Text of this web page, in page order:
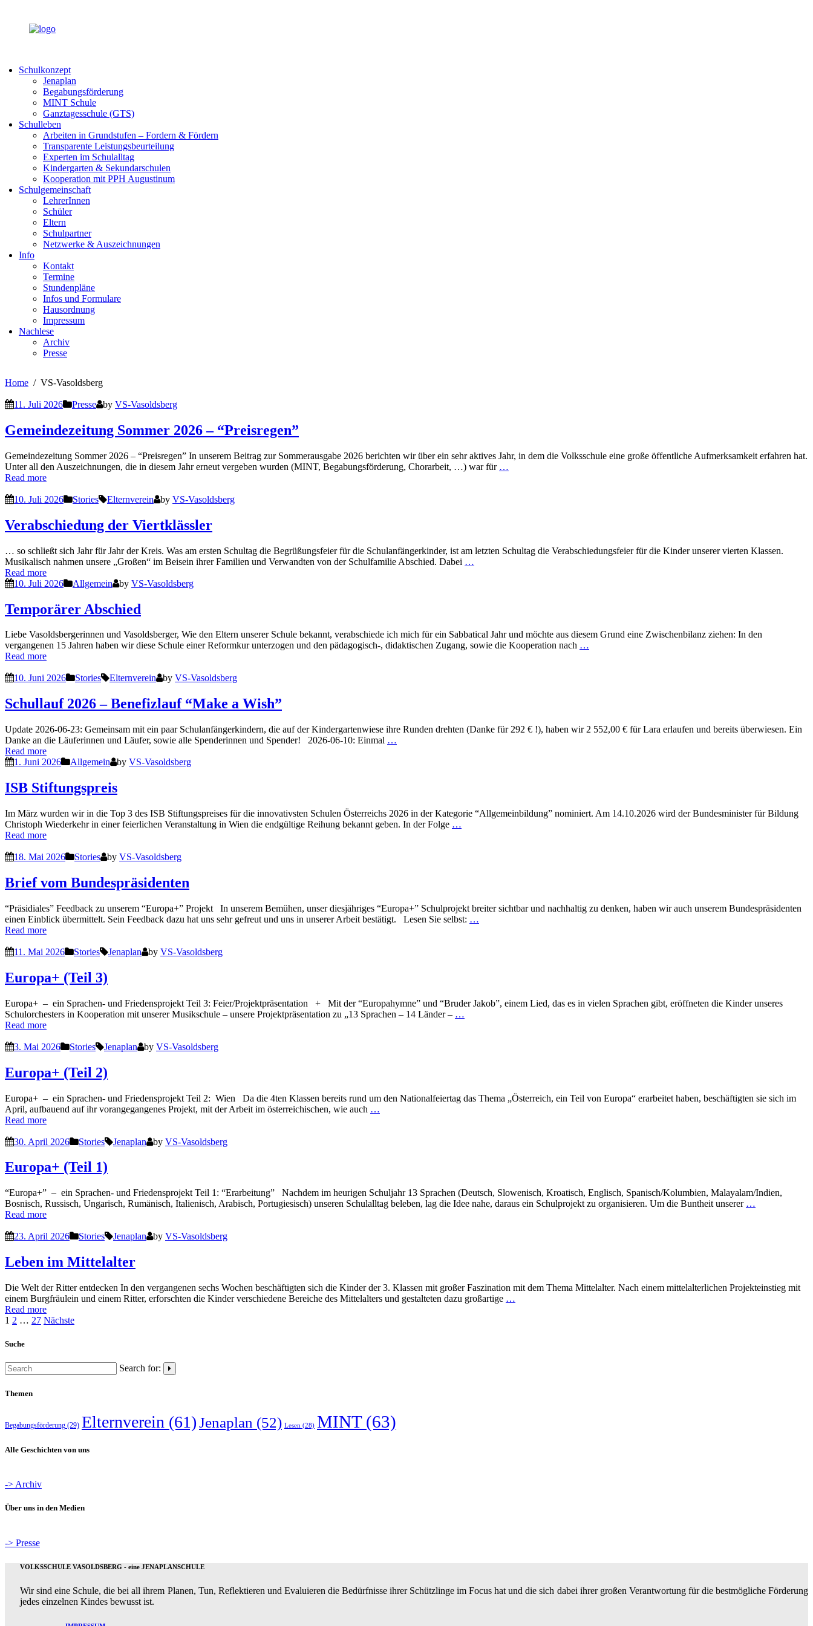
Schulkonzept
Jenaplan
Begabungsförderung
MINT Schule
Ganztagesschule (GTS)
Schulleben
Arbeiten in Grundstufen – Fordern & Fördern
Transparente Leistungsbeurteilung
Experten im Schulalltag
Kindergarten & Sekundarschulen
Kooperation mit PPH Augustinum
Schulgemeinschaft
LehrerInnen
Schüler
Eltern
Schulpartner
Netzwerke & Auszeichnungen
Info
Kontakt
Termine
Stundenpläne
Infos und Formulare
Hausordnung
Impressum
Nachlese
Archiv
Presse
Home VS-Vasoldsberg
11. Juli 2026 Presse by VS-Vasoldsberg
Gemeindezeitung Sommer 2026 – “Preisregen”
Gemeindezeitung Sommer 2026 – “Preisregen” In unserem Beitrag zur Sommerausgabe 2026 berichten wir über ein sehr aktives Jahr, in dem die Volksschule eine große öffentliche Aufmerksamkeit erfahren hat.
Unter all den Auszeichnungen, die in diesem Jahr erneut vergeben wurden (MINT, Begabungsförderung, Chorarbeit, …) war für …
Read more
10. Juli 2026 Stories Elternverein by VS-Vasoldsberg
Verabschiedung der Viertklässler
… so schließt sich Jahr für Jahr der Kreis. Was am ersten Schultag die Begrüßungsfeier für die Schulanfängerkinder, ist am letzten Schultag die Verabschiedungsfeier für die Kinder unserer vierten Klassen.
Musikalisch nahmen unsere „Großen“ im Beisein ihrer Familien und Verwandten von der Schulfamilie Abschied. Dabei …
Read more
10. Juli 2026
Allgemein by VS-Vasoldsberg
Temporärer Abschied
Liebe Vasoldsbergerinnen und Vasoldsberger, Wie den Eltern unserer Schule bekannt, verabschiede ich mich für ein Sabbatical Jahr und möchte aus diesem Grund eine Zwischenbilanz ziehen: In den
vergangenen 15 Jahren haben wir diese Schule einer Reformkur unterzogen und den pädagogisch-, didaktischen Zugang, sowie die Kooperation nach …
Read more
10. Juni 2026 Stories Elternverein by VS-Vasoldsberg
Schullauf 2026 – Benefizlauf “Make a Wish”
Update 2026-06-23: Gemeinsam mit ein paar Schulanfängerkindern, die auf der Kindergartenwiese ihre Runden drehten (Danke für 292 € !), haben wir 2 552,00 € für Lara erlaufen und bereits überwiesen. Ein
Danke an die Läuferinnen und Läufer, sowie alle Spenderinnen und Spender! 2026-06-10: Einmal …
Read more
1. Juni 2026
Allgemein by VS-Vasoldsberg
ISB Stiftungspreis
Im März wurden wir in die Top 3 des ISB Stiftungspreises für die innovativsten Schulen Österreichs 2026 in der Kategorie “Allgemeinbildung” nominiert. Am 14.10.2026 wird der Bundesminister für Bildung
Christoph Wiederkehr in einer feierlichen Veranstaltung in Wien die endgültige Reihung bekannt geben. In der Folge …
Read more
18. Mai 2026 Stories by VS-Vasoldsberg
Brief vom Bundespräsidenten
“Präsidiales” Feedback zu unserem “Europa+” Projekt In unserem Bemühen, unser diesjähriges “Europa+” Schulprojekt breiter sichtbar und nachhaltig zu denken, haben wir auch unserem Bundespräsidenten
einen Einblick übermittelt. Sein Feedback dazu hat uns sehr gefreut und uns in unserer Arbeit bestätigt. Lesen Sie selbst: …
Read more
11. Mai 2026 Stories Jenaplan by VS-Vasoldsberg
Europa+ (Teil 3)
Europa+ – ein Sprachen- und Friedensprojekt Teil 3: Feier/Projektpräsentation + Mit der “Europahymne” und “Bruder Jakob”, einem Lied, das es in vielen Sprachen gibt, eröffneten die Kinder unseres
Schulorchesters in Kooperation mit unserer Musikschule – unsere Projektpräsentation zu „13 Sprachen – 14 Länder – …
Read more
3. Mai 2026 Stories Jenaplan by VS-Vasoldsberg
Europa+ (Teil 2)
Europa+ – ein Sprachen- und Friedensprojekt Teil 2: Wien Da die 4ten Klassen bereits rund um den Nationalfeiertag das Thema „Österreich, ein Teil von Europa“ erarbeitet haben, beschäftigten sie sich im
April, aufbauend auf ihr vorangegangenes Projekt, mit der Arbeit im österreichischen, wie auch …
Read more
30. April 2026 Stories Jenaplan by VS-Vasoldsberg
Europa+ (Teil 1)
“Europa+” – ein Sprachen- und Friedensprojekt Teil 1: “Erarbeitung” Nachdem im heurigen Schuljahr 13 Sprachen (Deutsch, Slowenisch, Kroatisch, Englisch, Spanisch/Kolumbien, Malayalam/Indien,
Bosnisch, Russisch, Ungarisch, Rumänisch, Italienisch, Arabisch, Portugiesisch) unseren Schulalltag beleben, lag die Idee nahe, daraus ein Schulprojekt zu organisieren. Um die Buntheit unserer …
Read more
23. April 2026 Stories Jenaplan by VS-Vasoldsberg
Leben im Mittelalter
Die Welt der Ritter entdecken In den vergangenen sechs Wochen beschäftigten sich die Kinder der 3. Klassen mit großer Faszination mit dem Thema Mittelalter. Nach einem mittelalterlichen Projekteinstieg mit
einem Burgfräulein und einem Ritter, erforschten die Kinder verschiedene Bereiche des Mittelalters und gestalteten dazu großartige …
Read more
Seitennummerierung
der
1 2 … 27 Nächste
Suche
Search for:
Themen
Begabungsförderung (29) Elternverein (61)Jenaplan (52) Lesen (28) MINT(63)
Alle Geschichten von uns
-> Archiv
Über uns in den Medien
-> Presse
VOLKSSCHULE VASOLDSBERG - eine JENAPLANSCHULE
Wir sind eine Schule, die bei all ihrem Planen, Tun, Reflektieren und Evaluieren die Bedürfnisse ihrer Schützlinge im Focus hat und die sich dabei ihrer großen Verantwortung für die bestmögliche Förderung
jedes einzelnen Kindes bewusst ist.